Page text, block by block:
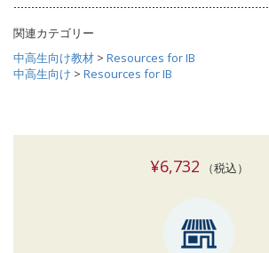
関連カテゴリー
中高生向け教材 > Resources for IB
中高生向け > Resources for IB
¥6,732 （税込）